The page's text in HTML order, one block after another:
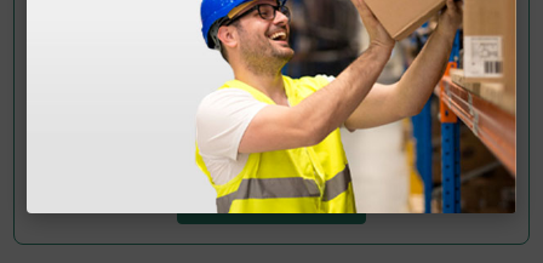
Envía tu pregunta